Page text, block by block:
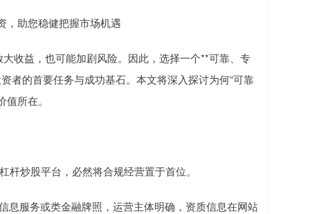
，助您稳健把握市场机遇
收益，也可能加剧风险。因此，选择一个**可靠、专
者的首要任务与成功基石。本文将深入探讨为何“可靠
所在。
炒股平台，必然将合规经营置于首位。
息服务或类金融牌照，运营主体明确，资质信息在网站